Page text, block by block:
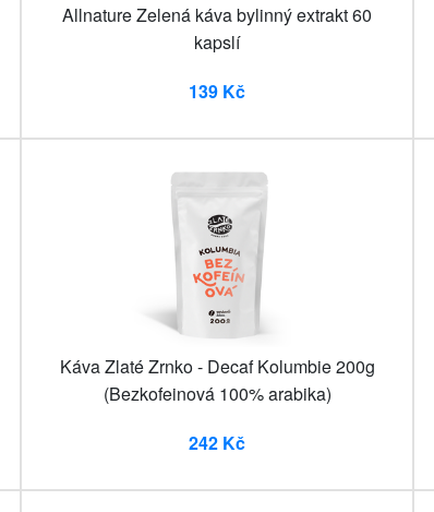
Allnature Zelená káva bylinný extrakt 60
kapslí
139 Kč
Káva Zlaté Zrnko - Decaf Kolumbie 200g
(Bezkofeinová 100% arabika)
242 Kč